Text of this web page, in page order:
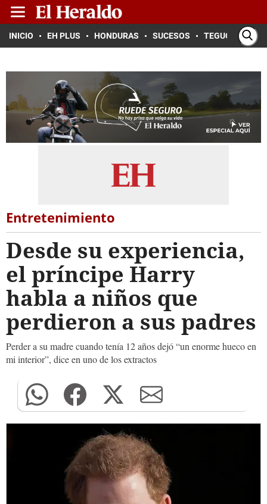
INICIO EH PLUS HONDURAS SUCESOS TEGUCIGALPA
Entretenimiento
Desde su experiencia,
el príncipe Harry
habla a niños que
perdieron a sus padres
Perder a su madre cuando tenía 12 años dejó “un enorme hueco en
mi interior”, dice en uno de los extractos